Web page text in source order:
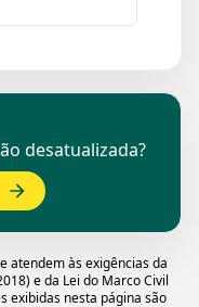
desatualizada?
atendem às exigências da
e da Lei do Marco Civil
exibidas nesta página são